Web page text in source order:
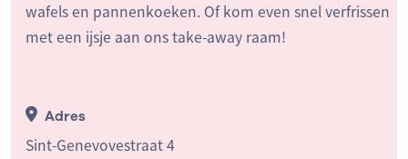
wafels en pannenkoeken. Of kom even snel verfrissen
met een ijsje aan ons take-away raam!
Adres
Sint-Genevovestraat 4